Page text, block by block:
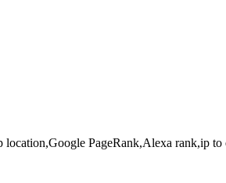
PageRank,Alexa rank,ip to